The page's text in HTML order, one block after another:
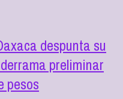
despunta su
preliminar
pesos